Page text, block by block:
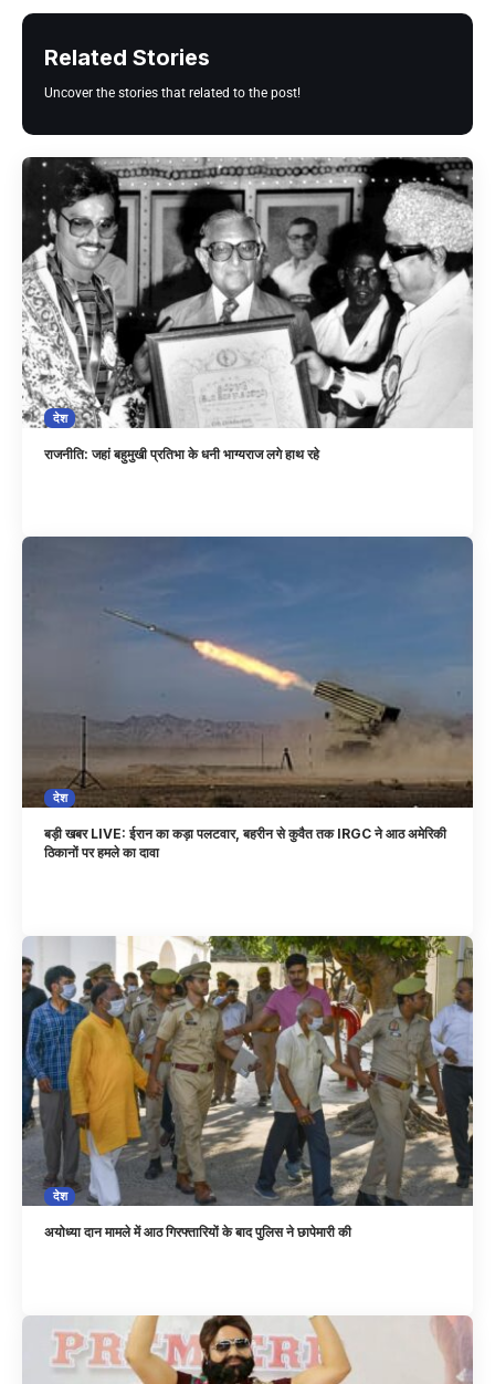
Related Stories
Uncover the stories that related to the post!
देश
राजनीति: जहां बहुमुखी प्रतिभा के धनी भाग्यराज लगे हाथ रहे
देश
बड़ी खबर LIVE: ईरान का कड़ा पलटवार, बहरीन से कुवैत तक IRGC ने आठ अमेरिकी
ठिकानों पर हमले का दावा
देश
अयोध्या दान मामले में आठ गिरफ्तारियों के बाद पुलिस ने छापेमारी की